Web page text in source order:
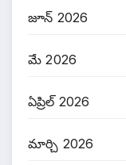
జూన్ 2026
మే 2026
ఏప్రిల్ 2026
మార్చి 2026